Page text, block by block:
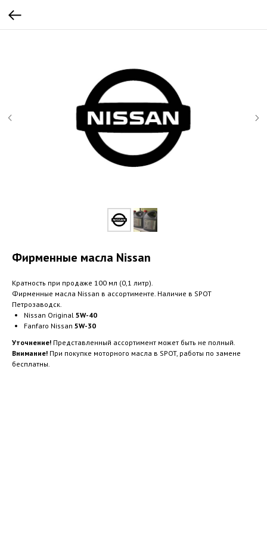
Фирменные масла Nissan
Кратность при продаже 100 мл (0,1 литр).
Фирменные масла Nissan в ассортименте. Наличие в SPOT
Петрозаводск.
Nissan Original 5W-40
Fanfaro Nissan 5W-30
Уточнение! Представленный ассортимент может быть не полный.
Внимание! При покупке моторного масла в SPOT, работы по замене
бесплатны.